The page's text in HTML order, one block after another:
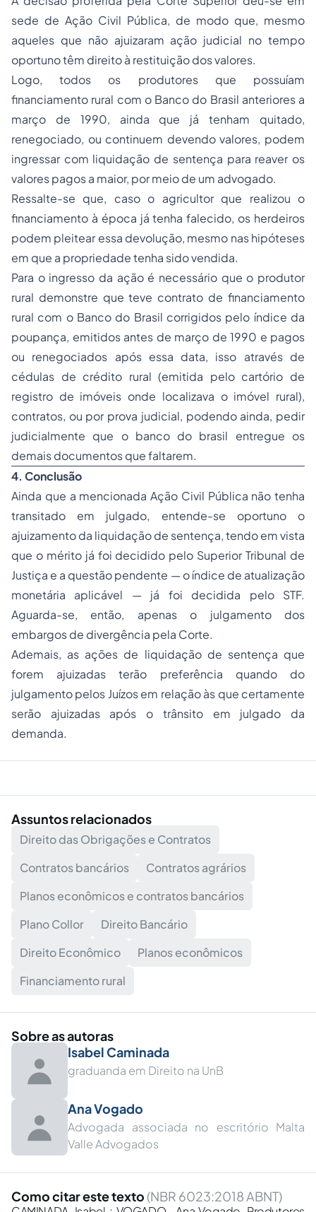
sede de Ação Civil Pública, de modo que, mesmo
aqueles que não ajuizaram ação judicial no tempo
oportuno têm direito à restituição dos valores.
Logo, todos os produtores que possuíam
financiamento rural com o Banco do Brasil anteriores a
março de 1990, ainda que já tenham quitado,
renegociado, ou continuem devendo valores, podem
ingressar com liquidação de sentença para reaver os
valores pagos a maior, por meio de um advogado.
Ressalte-se que, caso o agricultor que realizou o
financiamento à época já tenha falecido, os herdeiros
podem pleitear essa devolução, mesmo nas hipóteses
em que a propriedade tenha sido vendida.
Para o ingresso da ação é necessário que o produtor
rural demonstre que teve contrato de financiamento
rural com o Banco do Brasil corrigidos pelo índice da
poupança, emitidos antes de março de 1990 e pagos
ou renegociados após essa data, isso através de
cédulas de crédito rural (emitida pelo cartório de
registro de imóveis onde localizava o imóvel rural),
contratos, ou por prova judicial, podendo ainda, pedir
judicialmente que o banco do brasil entregue os
demais documentos que faltarem.
4. Conclusão
Ainda que a mencionada Ação Civil Pública não tenha
transitado em julgado, entende-se oportuno o
ajuizamento da liquidação de sentença, tendo em vista
que o mérito já foi decidido pelo Superior Tribunal de
Justiça e a questão pendente — o índice de atualização
monetária aplicável — já foi decidida pelo STF.
Aguarda-se, então, apenas o julgamento dos
embargos de divergência pela Corte.
Ademais, as ações de liquidação de sentença que
forem ajuizadas terão preferência quando do
julgamento pelos Juízos em relação às que certamente
serão ajuizadas após o trânsito em julgado da
demanda.
Assuntos relacionados
Direito das Obrigações e Contratos
Contratos bancários
Contratos agrários
Planos econômicos e contratos bancários
Plano Collor
Direito Bancário
Direito Econômico
Planos econômicos
Financiamento rural
Sobre as autoras
Isabel Caminada
graduanda em Direito na UnB
Ana Vogado
Advogada associada no escritório Malta
Valle Advogados
Como citar este texto (NBR 6023:2018 ABNT)